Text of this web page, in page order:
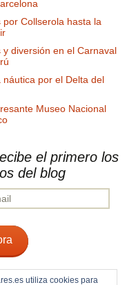
Collserola hasta la
diversión en el Carnaval
por el Delta del
Museo Nacional
el primero los
del blog
utiliza cookies para